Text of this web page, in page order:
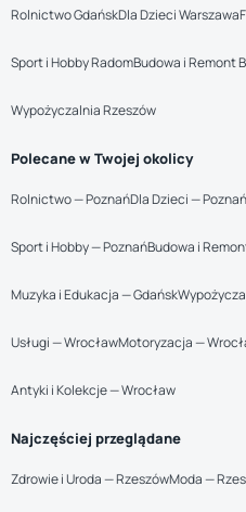
Rolnictwo GdańskDla Dzieci Warszawa
Sport i Hobby RadomBudowa i Remont
Wypożyczalnia Rzeszów
Polecane w Twojej okolicy
Rolnictwo — PoznańDla Dzieci — Poznań
Sport i Hobby — PoznańBudowa i
Muzyka i Edukacja — Gdańsk
Usługi — WrocławMotoryzacja —
Antyki i Kolekcje — Wrocław
Najczęściej przeglądane
Zdrowie i Uroda — RzeszówModa —